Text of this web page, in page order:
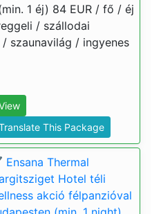
1 éj) 84 EUR / fő / éj
/ szállodai
szaunavilág / ingyenes
This Package
Thermal
Hotel téli
akció félpanzióval